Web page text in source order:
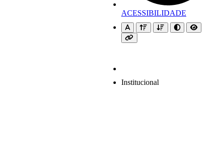
ACESSIBILIDADE
Institucional